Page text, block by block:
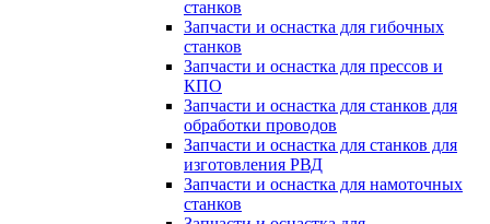
станков
Запчасти и оснастка для гибочных
станков
Запчасти и оснастка для прессов и
КПО
Запчасти и оснастка для станков для
обработки проводов
Запчасти и оснастка для станков для
изготовления РВД
Запчасти и оснастка для намоточных
станков